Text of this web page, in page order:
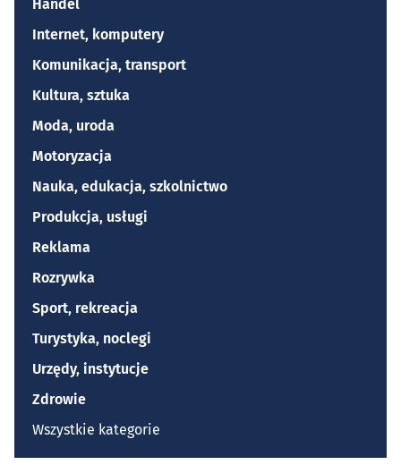
Handel
Internet, komputery
Komunikacja, transport
Kultura, sztuka
Moda, uroda
Motoryzacja
Nauka, edukacja, szkolnictwo
Produkcja, usługi
Reklama
Rozrywka
Sport, rekreacja
Turystyka, noclegi
Urzędy, instytucje
Zdrowie
Wszystkie kategorie